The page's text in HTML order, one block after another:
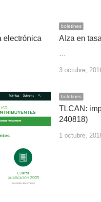
electrónica
boletines
Alza en
…
3 octubre,
boletines
TLCAN:
240818)
1 octubre,